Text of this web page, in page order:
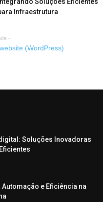
Integrando Soluções Eficientes
Infraestrutura
-
Soluções Inovadoras
e Eficiência na